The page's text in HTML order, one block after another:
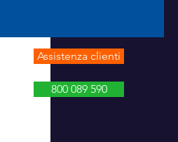
Assistenza clienti
800 089 590